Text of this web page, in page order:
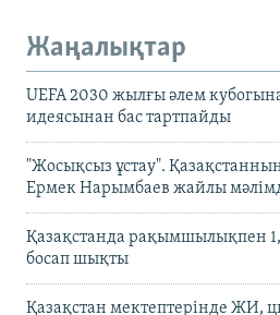
Жаңалықтар
UEFA 2030 жылғы әлем
идеясынан бас тартпайды
"Жосықсыз ұстау".
Ермек Нарымбаев жайлы
Қазақстанда рақымшылықпен
босап шықты
Қазақстан мектептерінде ЖИ,